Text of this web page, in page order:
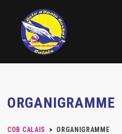
ORGANIGRAMME
COB CALAIS > ORGANIGRAMME